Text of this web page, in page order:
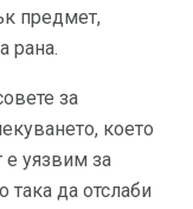
предмет,
рана.
за
което
е уязвим за
да отслаби